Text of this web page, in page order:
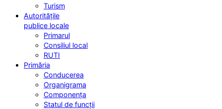
Turism
Autoritățile
publice locale
Primarul
Consiliul local
RUTI
Primăria
Conducerea
Organigrama
Componența
Statul de funcții